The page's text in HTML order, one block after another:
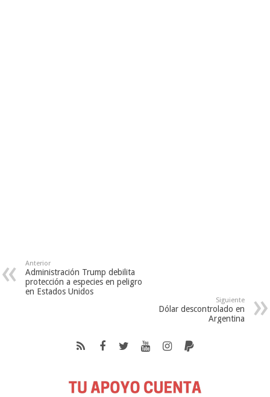
Anterior
Administración Trump debilita
protección a especies en peligro
en Estados Unidos
Siguiente
Dólar descontrolado en
Argentina